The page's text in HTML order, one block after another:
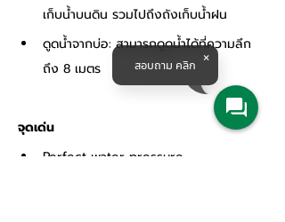
เก็บน้ำบนดิน รวมไปถึงถังเก็บน้ำฝน
ดูดน้ำจากบ่อ: สามารถดูดน้ำได้ที่ความลึก
ถึง 8 เมตร
จุดเด่น
Perfect water pressure
สอบถาม คลิก